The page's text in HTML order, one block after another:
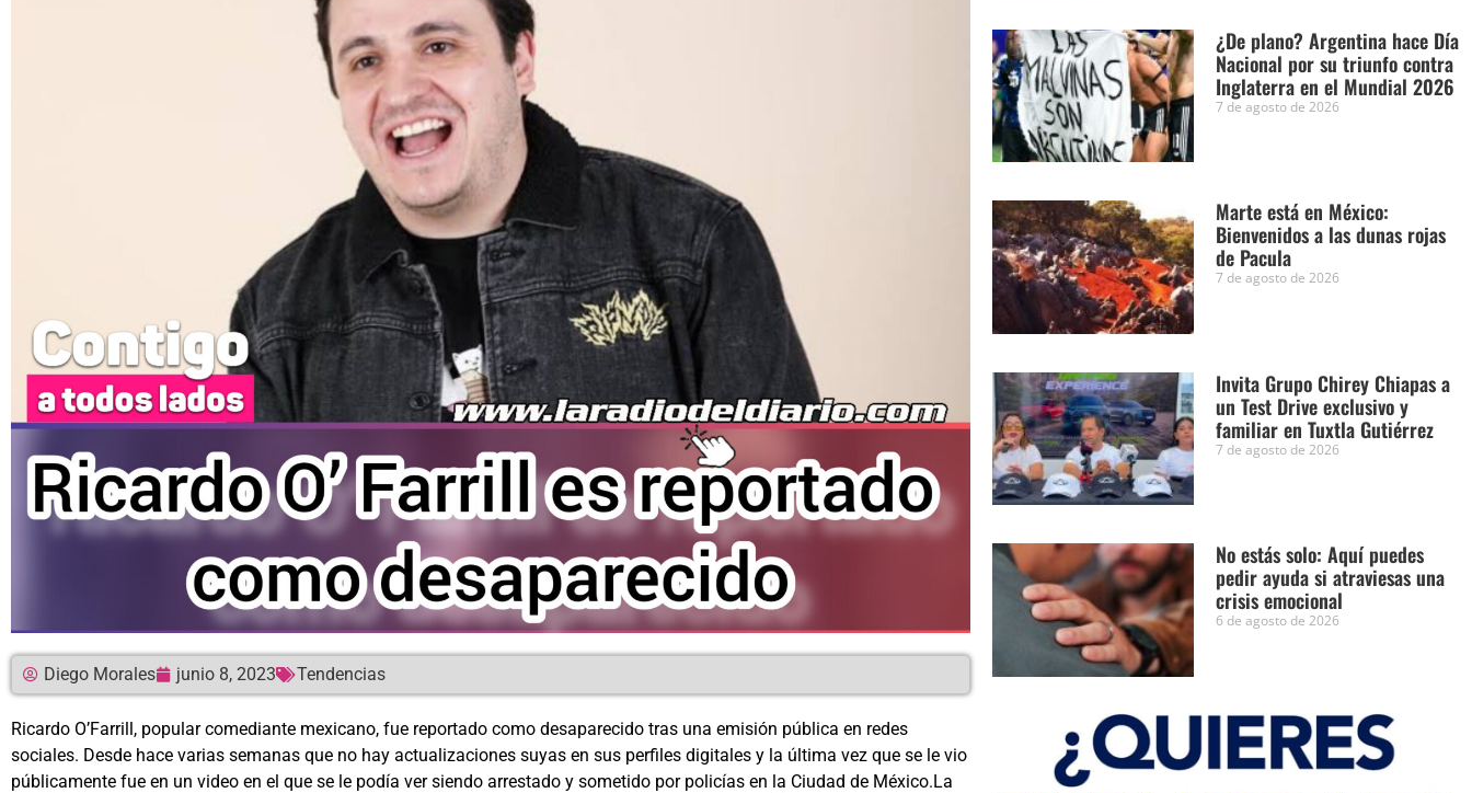
Diego Morales junio 8, 2023 Tendencias
Ricardo O’Farrill, popular comediante mexicano, fue reportado como desaparecido tras una emisión pública en redes
sociales. Desde hace varias semanas que no hay actualizaciones suyas en sus perfiles digitales y la última vez que se le vio
públicamente fue en un video en el que se le podía ver siendo arrestado y sometido por policías en la Ciudad de México.La
¿De plano? Argentina hace Día
Nacional por su triunfo contra
Inglaterra en el Mundial 2026
7 de agosto de 2026
Marte está en México:
Bienvenidos a las dunas rojas
de Pacula
7 de agosto de 2026
Invita Grupo Chirey Chiapas a
un Test Drive exclusivo y
familiar en Tuxtla Gutiérrez
7 de agosto de 2026
No estás solo: Aquí puedes
pedir ayuda si atraviesas una
crisis emocional
6 de agosto de 2026